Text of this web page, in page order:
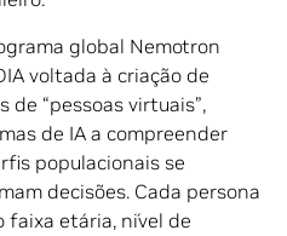
global Nemotron
voltada à criação de
“pessoas virtuais”,
de IA a compreender
populacionais se
decisões. Cada persona
faixa etária, nível de